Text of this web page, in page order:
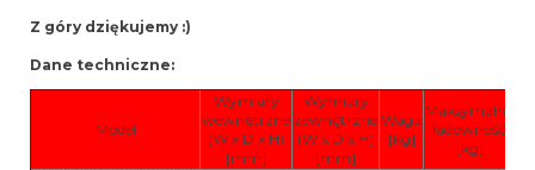
Z góry dziękujemy :)
Dane techniczne:
Model
Wymiary
wewnętrzne
(W x D x H)
[mm]
Wymiary
zewnętrzne
(W x D x H)
[mm]
Waga
[kg]
Maksymalna
ładowność
[kg]